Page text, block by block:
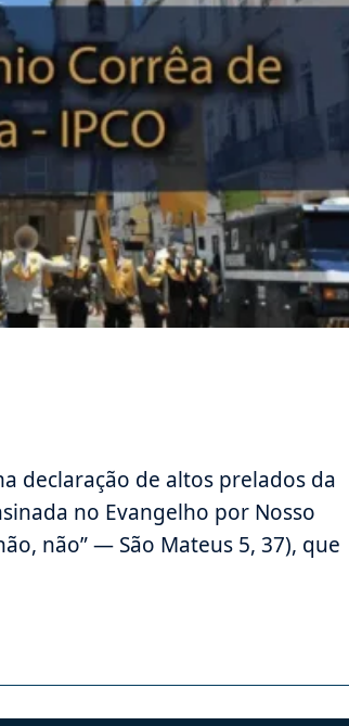
declaração de altos prelados da
no Evangelho por Nosso
não” — São Mateus 5, 37), que